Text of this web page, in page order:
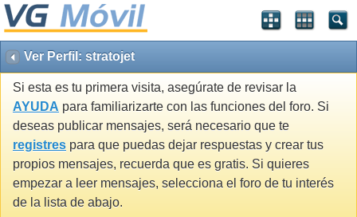
Ver Perfil: stratojet
Si esta es tu primera visita, asegúrate de revisar la
AYUDA para familiarizarte con las funciones del foro. Si
deseas publicar mensajes, será necesario que te
registres para que puedas dejar respuestas y crear tus
propios mensajes, recuerda que es gratis. Si quieres
empezar a leer mensajes, selecciona el foro de tu interés
de la lista de abajo.